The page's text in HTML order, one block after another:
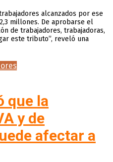
alcanzados por ese
millones. De aprobarse el
de trabajadores, trabajadoras,
este tributo”, reveló una
que la
y de
afectar a